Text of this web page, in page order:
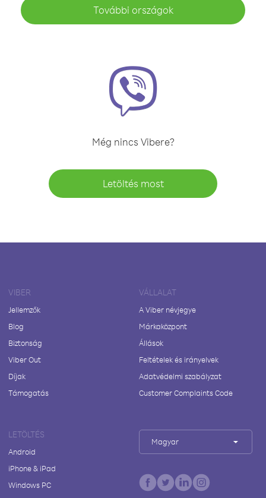
További országok
Még nincs Vibere?
Letöltés most
VIBER
Jellemzők
Blog
Biztonság
Viber Out
Díjak
Támogatás
VÁLLALAT
A Viber névjegye
Márkaközpont
Állások
Feltételek és irányelvek
Adatvédelmi szabályzat
Customer Complaints Code
LETÖLTÉS
Android
iPhone & iPad
Windows PC
Magyar